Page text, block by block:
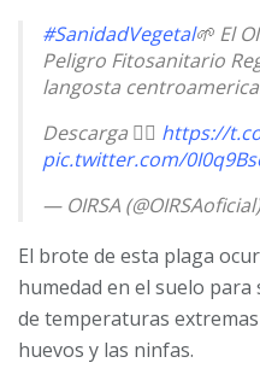
#SanidadVegetal🌱 El
Peligro Fitosanitario
langosta
Descarga 👉🏽 https://
pic.twitter.com/
— OIRSA
El brote de esta plaga
humedad en el suelo
de temperaturas
huevos y las ninfas.